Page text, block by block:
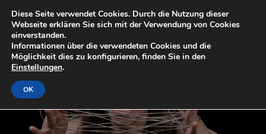
Diese Seite verwendet Cookies. Durch die Nutzung dieser
Webseite erklären Sie sich mit der Verwendung von Cookies
einverstanden.
Informationen über die verwendeten Cookies und die
Möglichkeit dies zu konfigurieren, finden Sie in den
Einstellungen.
OK